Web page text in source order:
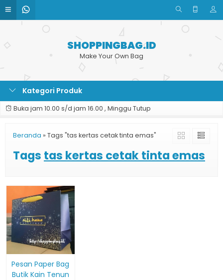
SHOPPINGBAG.ID
Make Your Own Bag
Kategori Produk
Buka jam 10.00 s/d jam 16.00 , Minggu Tutup
Beranda » Tags "tas kertas cetak tinta emas"
Tags tas kertas cetak tinta emas
Pesan Paper Bag
Butik Kain Tenun